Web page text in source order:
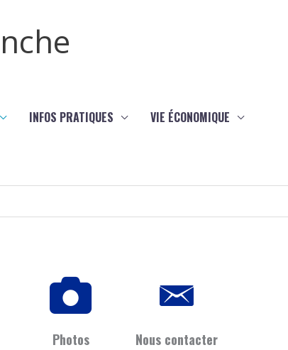
INFOS PRATIQUES VIE ÉCONOMIQUE
Photos Nous contacter